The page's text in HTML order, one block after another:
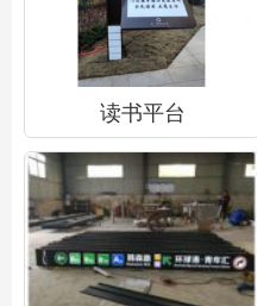
读书平台